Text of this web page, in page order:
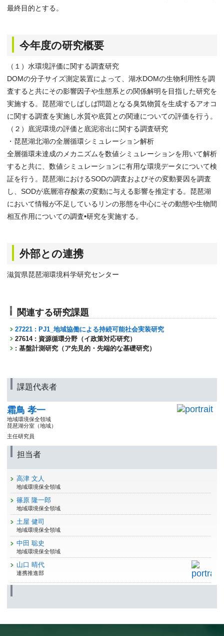
最終目的とする。
今年度の研究概要
（１）水環境評価に関する調査研究
DOMの分子サイズ測定装置によって、湖水DOMの生物利用性を調
査すると共にその影響因子や生態系との関係解明を目指した研究を
実施する。琵琶湖でしばしば問題となる臭気物質を生成するアオコ
に関する調査を実施し水質や底質との関連についての評価を行う。
（２）底泥環境の評価と底泥溶出に関する調査研究
・琵琶湖北湖の全層循環シミュレーション解析
全層循環未達成のメカニズムを数値シミュレーションを用いて解析
すると共に、数値シミュレーションに有用な環境データについて検
証を行う。琵琶湖におけるSODの調査およびその変動要因を調査
し、SODが底層溶存酸素の変動に与える影響を推定する。琵琶湖
において情報が不足しているリンの形態を中心にその動態や生物間
相互作用についての調査•研究を実施する。
外部との連携
滋賀県琵琶湖環境科学研究センター
関連する研究課題
27221 : PJ1_地域協働による持続可能社会実装研究
27614 : 資源循環分野（イ政策対応研究）
: 基盤計測研究（ア先見的・先端的な基礎研究）
課題代表者
霜鳥 孝一
地域環境保全領域
琵琶湖分室（地域）
主任研究員
担当者
高津 文人
地域環境保全領域
篠原 隆一郎
地域環境保全領域
土屋 健司
地域環境保全領域
中田 聡史
地域環境保全領域
山口 晴代
連携推進部